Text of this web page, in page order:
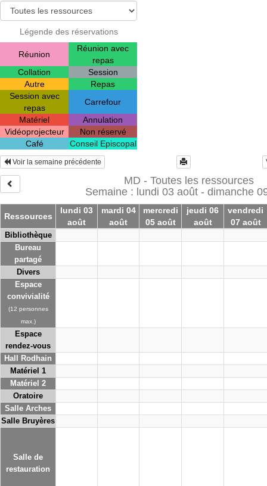
Légende des réservations
Réunion
Réunion avec
repas
Collation
Session
Autre
Repas
Session avec
repas
Carrefour
Matériel
Annulation
Vidéoprojecteur
Non réservé
Café
Conseil Episcopal
Voir la semaine précédente
MD - Toutes les ressources
Semaine : lundi 03 août - dimanche
Ressources
lundi 03
août
mardi 04
août
mercredi
05 août
jeudi 06
août
vendredi
07 août
Bibliothèque
Bureau
partagé
Divers
Espace
convivialité
(12 personnes
max.)
Espace
rendez-vous
Hall Rodhain
Matériel 1
Matériel 2
Oratoire
Salle Arches
Salle Bruyères
Salle de
restauration